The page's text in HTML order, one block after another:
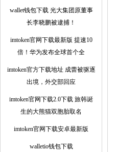
wallet钱包下载 光大集团原董事
长李晓鹏被逮捕！
imtoken官网下载最新版 提速10
倍！华为发布全球首个全
imtoken官方下载地址 成蕾被驱逐
出境，外交部回应
imtoken官网下载2.0下载 旅韩诞
生的大熊猫双胞胎取名
imtoken官网下载安卓最新版
walletio钱包下载